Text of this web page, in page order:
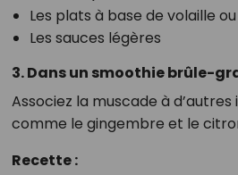
Les plats à base de volaille
Les sauces légères
3. Dans un smoothie brûle-
Associez la muscade à
comme le gingembre et le
Recette :